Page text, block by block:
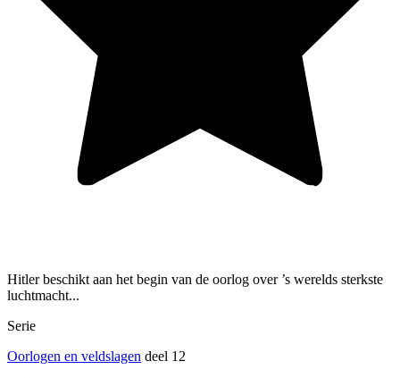
Hitler beschikt aan het begin van de oorlog over ’s werelds sterkste
luchtmacht...
Serie
Oorlogen en veldslagen deel 12